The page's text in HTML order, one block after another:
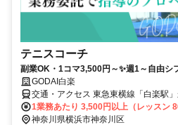
テニスコーチ
副業OK・1コマ3,500円～✨週1～自由シ
GODAI白楽
交通・アクセス 東急東横線「白楽駅
1業務あたり 3,500円以上（レッスン
神奈川県横浜市神奈川区